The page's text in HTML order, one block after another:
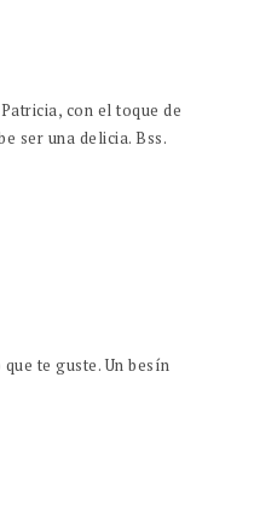
con el toque de
ser una delicia. Bss.
te guste. Un besín